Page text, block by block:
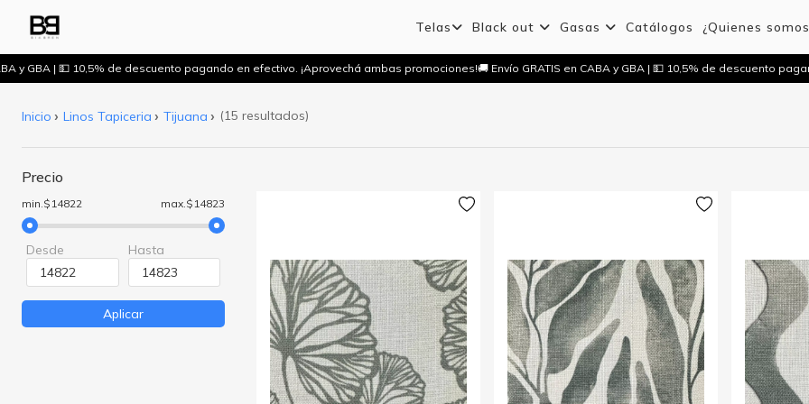
Telas Black out Gasas Catálogos ¿Quienes
y GBA | 💵 10,5% de descuento pagando en efectivo. ¡Aprovechá ambas promociones!🚚 Envío GRATIS en CABA y GBA | 💵 10,5% de descuento
Inicio Linos Tapiceria Tijuana (15 resultados)
Precio
min.$14822 max.$14823
Desde Hasta
Aplicar